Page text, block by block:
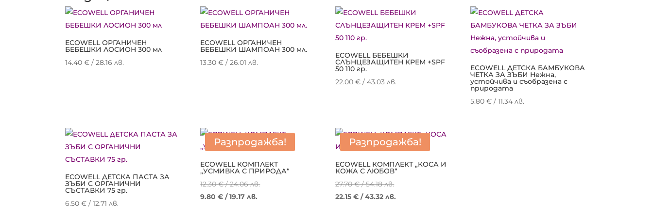
ECOWELL ОРГАНИЧЕН
БЕБЕШКИ ЛОСИОН 300 мл
14.40€ / 28.16 лв.
ECOWELL ОРГАНИЧЕН
БЕБЕШКИ ШАМПОАН 300 мл.
13.30€ / 26.01 лв.
ECOWELL БЕБЕШКИ
СЛЪНЦЕЗАЩИТЕН КРЕМ +SPF
50 110 гр.
22.00€ / 43.03 лв.
ECOWELL ДЕТСКА БАМБУКОВА
ЧЕТКА ЗА ЗЪБИ Нежна,
устойчива и съобразена с
природата
5.80€ / 11.34 лв.
ECOWELL ДЕТСКА ПАСТА ЗА
ЗЪБИ С ОРГАНИЧНИ
СЪСТАВКИ 75 гр.
6.50€ / 12.71 лв.
Разпродажба!
ECOWELL КОМПЛЕКТ
„УСМИВКА С ПРИРОДА“
12.30€/ 24.06 лв.Original
9.80€ / 19.17 лв.
Разпродажба!
ECOWELL КОМПЛЕКТ „КОСА И
КОЖА С ЛЮБОВ“
27.70€/ 54.18 лв.Original
price
22.15€ / 43.32 лв.